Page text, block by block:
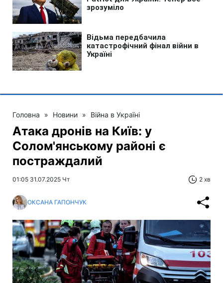
Головна » Новини » Війна в Україні
Атака дронів на Київ: у
Солом'янському районі є
постраждалий
01:05 31.07.2025 Чт 2 хв
ОКСАНА ГАПОНЧУК